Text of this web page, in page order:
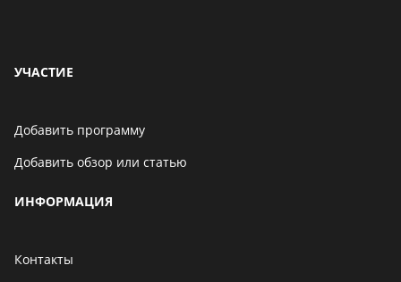
УЧАСТИЕ
Добавить программу
Добавить обзор или статью
ИНФОРМАЦИЯ
Контакты